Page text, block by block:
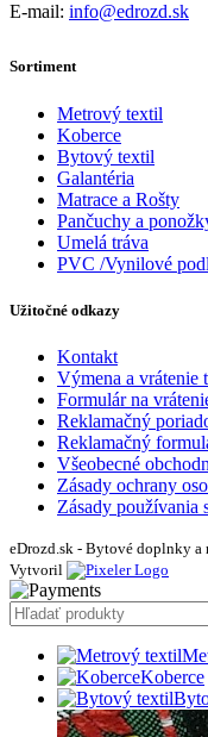
E-mail: info@edrozd.sk
Sortiment
Metrový textil
Koberce
Bytový textil
Galantéria
Matrace a Rošty
Pančuchy a
Umelá tráva
PVC /Vynilové
Užitočné odkazy
Kontakt
Výmena a vrátenie
Formulár na
Reklamačný
Reklamačný
Všeobecné
Zásady ochrany
Zásady používania
eDrozd.sk - Bytové doplnky
Vytvoril
Koberce